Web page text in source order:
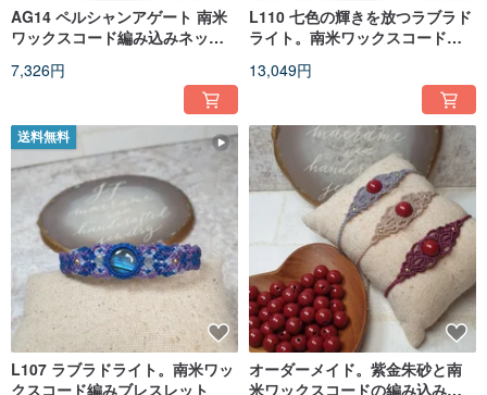
AG14 ペルシャンアゲート 南米
ワックスコード編み込みネック
7,326円
L110 七色の輝きを放つラブラド
ライト。南米ワックスコード編
13,049円
送料無料
L107 ラブラドライト。南米ワッ
クスコード編みブレスレット
オーダーメイド。紫金朱砂と南
米ワックスコードの編み込みブ